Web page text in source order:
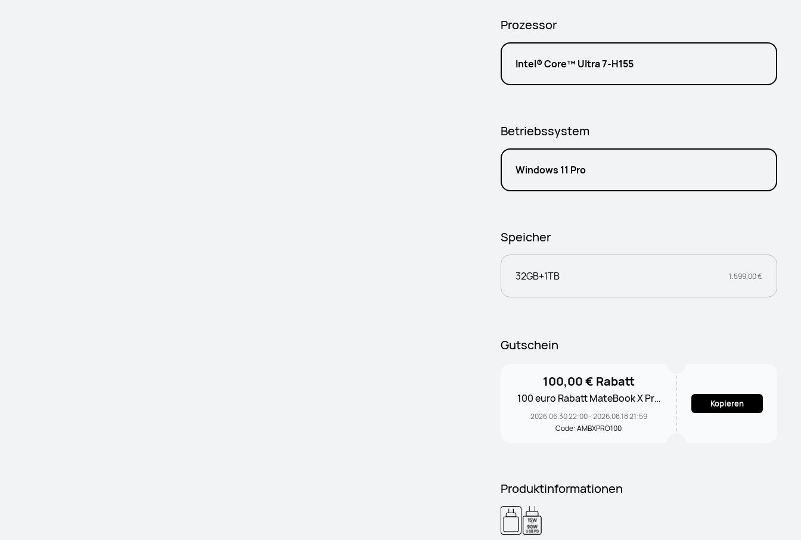
Prozessor
Intel® Core™ Ultra 7-H155
Betriebssystem
Windows 11 Pro
Speicher
32GB+1TB 1.599,00 €
Gutschein
100,00 € Rabatt
100 euro Rabatt MateBook X Pro
2024
2026.06.30 22:00 - 2026.08.18 21:59
Code: AMBXPRO100
Kopieren
Produktinformationen
15W
-
90W
USB PD